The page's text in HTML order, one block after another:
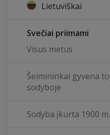
Lietuviškai
Svečiai priimami
Visus metus
Šeimininkai gyvena
sodyboje
Sodyba įkurta 1900 m.